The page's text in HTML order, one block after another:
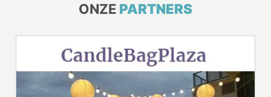
ONZE PARTNERS